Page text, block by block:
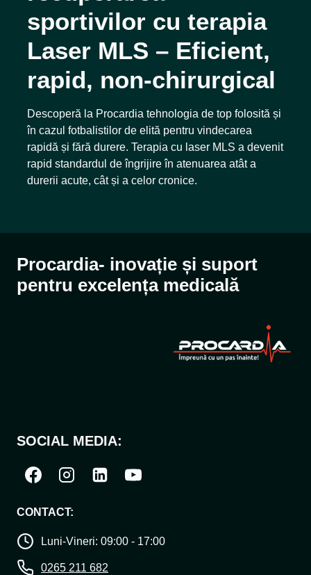
sportivilor cu terapia
Laser MLS – Eficient,
rapid, non-chirurgical
Descoperă la Procardia tehnologia de top folosită și
în cazul fotbalistilor de elită pentru vindecarea
rapidă și fără durere. Terapia cu laser MLS a devenit
rapid standardul de îngrijire în atenuarea atât a
durerii acute, cât și a celor cronice.
Procardia- inovație și suport
pentru excelența medicală
SOCIAL MEDIA:
CONTACT:
Luni-Vineri: 09:00 - 17:00
0265 211 682